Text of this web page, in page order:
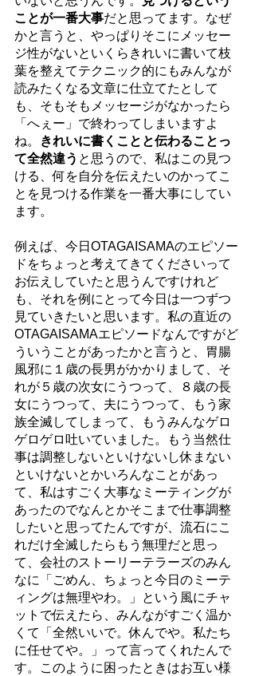
ことが一番大事だと思ってます。なぜ
かと言うと、やっぱりそこにメッセー
ジ性がないといくらきれいに書いて枝
葉を整えてテクニック的にもみんなが
読みたくなる文章に仕立てたとして
も、そもそもメッセージがなかったら
「へぇー」で終わってしまいますよ
ね。
きれいに書くことと伝わることっ
て全然違う と思うので、私はこの見つ
ける、何を自分を伝えたいのかってこ
とを見つける作業を一番大事にしてい
ます。
例えば、今日OTAGAISAMAのエピソー
ドをちょっと考えてきてくださいって
お伝えしていたと思うんですけれど
も、それを例にとって今日は一つずつ
見ていきたいと思います。私の直近の
OTAGAISAMAエピソードなんですがど
ういうことがあったかと言うと、胃腸
風邪に１歳の長男がかかりまして、そ
れが５歳の次女にうつって、８歳の長
女にうつって、夫にうつって、もう家
族全滅してしまって、もうみんなゲロ
ゲロゲロ吐いていました。もう当然仕
事は調整しないといけないし休まない
といけないとかいろんなことがあっ
て、私はすごく大事なミーティングが
あったのでなんとかそこまで仕事調整
したいと思ってたんですが、流石にこ
れだけ全滅したらもう無理だと思っ
て、会社のストーリーテラーズのみん
なに「ごめん、ちょっと今日のミーテ
ィングは無理やわ。」という風にチャ
ットで伝えたら、みんながすごく温か
くて「全然いいで。休んでや。私たち
に任せてや。」って言ってくれたんで
す。このように困ったときはお互い様